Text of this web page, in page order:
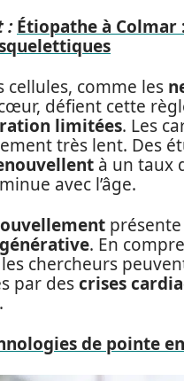
: Étiopathe à
cellules, comme les
défient cette
limitées. Les
très lent. Des
à un taux
avec l’âge.
. En
chercheurs
par descrises
de pointe